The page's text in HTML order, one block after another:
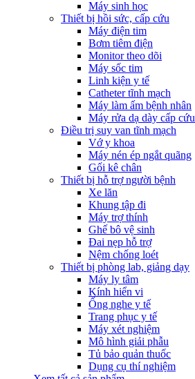
Máy sinh học
Thiết bị hồi sức, cấp cứu
Máy điện tim
Bơm tiêm điện
Monitor theo dõi
Máy sốc tim
Linh kiện y tế
Catheter tĩnh mạch
Máy làm ấm bệnh nhân
Máy rửa dạ dày cấp cứu
Điều trị suy van tĩnh mạch
Vớ y khoa
Máy nén ép ngắt quãng
Gối kê chân
Thiết bị hỗ trợ người bệnh
Xe lăn
Khung tập đi
Máy trợ thính
Ghế bô vệ sinh
Đai nẹp hỗ trợ
Nệm chống loét
Thiết bị phòng lab, giảng dạy
Máy ly tâm
Kính hiển vi
Ống nghe y tế
Trang phục y tế
Máy xét nghiệm
Mô hình giải phẫu
Tủ bảo quản thuốc
Dụng cụ thí nghiệm